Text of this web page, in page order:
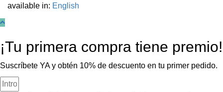
available in: English
¡Tu primera compra tiene premio!
Suscríbete YA y obtén 10% de descuento en tu primer pedido.